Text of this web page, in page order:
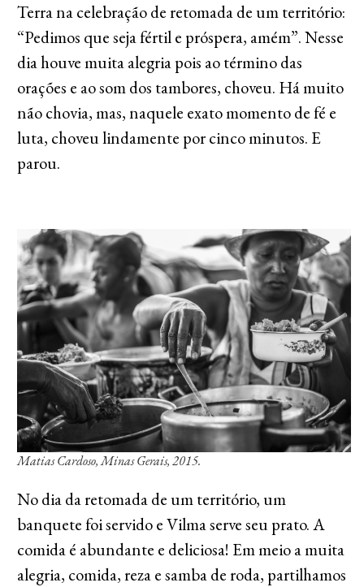
Terra na celebração de retomada de um território:
“Pedimos que seja fértil e próspera, amém”. Nesse
dia houve muita alegria pois ao término das
orações e ao som dos tambores, choveu. Há muito
não chovia, mas, naquele exato momento de fé e
luta, choveu lindamente por cinco minutos. E
parou.
Matias Cardoso, Minas Gerais, 2015.
No dia da retomada de um território, um
banquete foi servido e Vilma serve seu prato. A
comida é abundante e deliciosa! Em meio a muita
alegria, comida, reza e samba de roda, partilhamos